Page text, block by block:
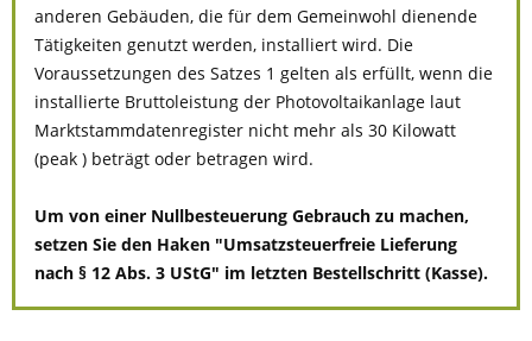
anderen Gebäuden, die für dem Gemeinwohl dienende
Tätigkeiten genutzt werden, installiert wird. Die
Voraussetzungen des Satzes 1 gelten als erfüllt, wenn die
installierte Bruttoleistung der Photovoltaikanlage laut
Marktstammdatenregister nicht mehr als 30 Kilowatt
(peak ) beträgt oder betragen wird.
Um von einer Nullbesteuerung Gebrauch zu machen,
setzen Sie den Haken "Umsatzsteuerfreie Lieferung
nach § 12 Abs. 3 UStG" im letzten Bestellschritt (Kasse).